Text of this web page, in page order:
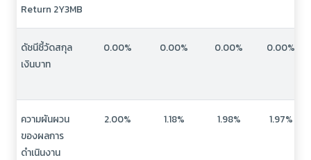
Return 2Y3MB
ดัชนีชี้วัดสกุล
เงินบาท
0.00% 0.00% 0.00% 0.00%
ความผันผวน
ของผลการ
ดำเนินงาน
2.00% 1.18% 1.98% 1.97%